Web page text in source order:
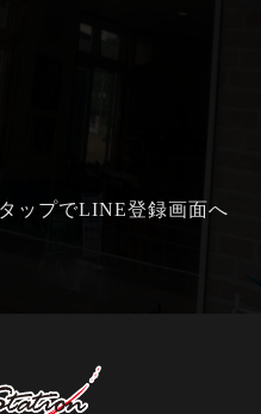
ップでLINE登録画面へ